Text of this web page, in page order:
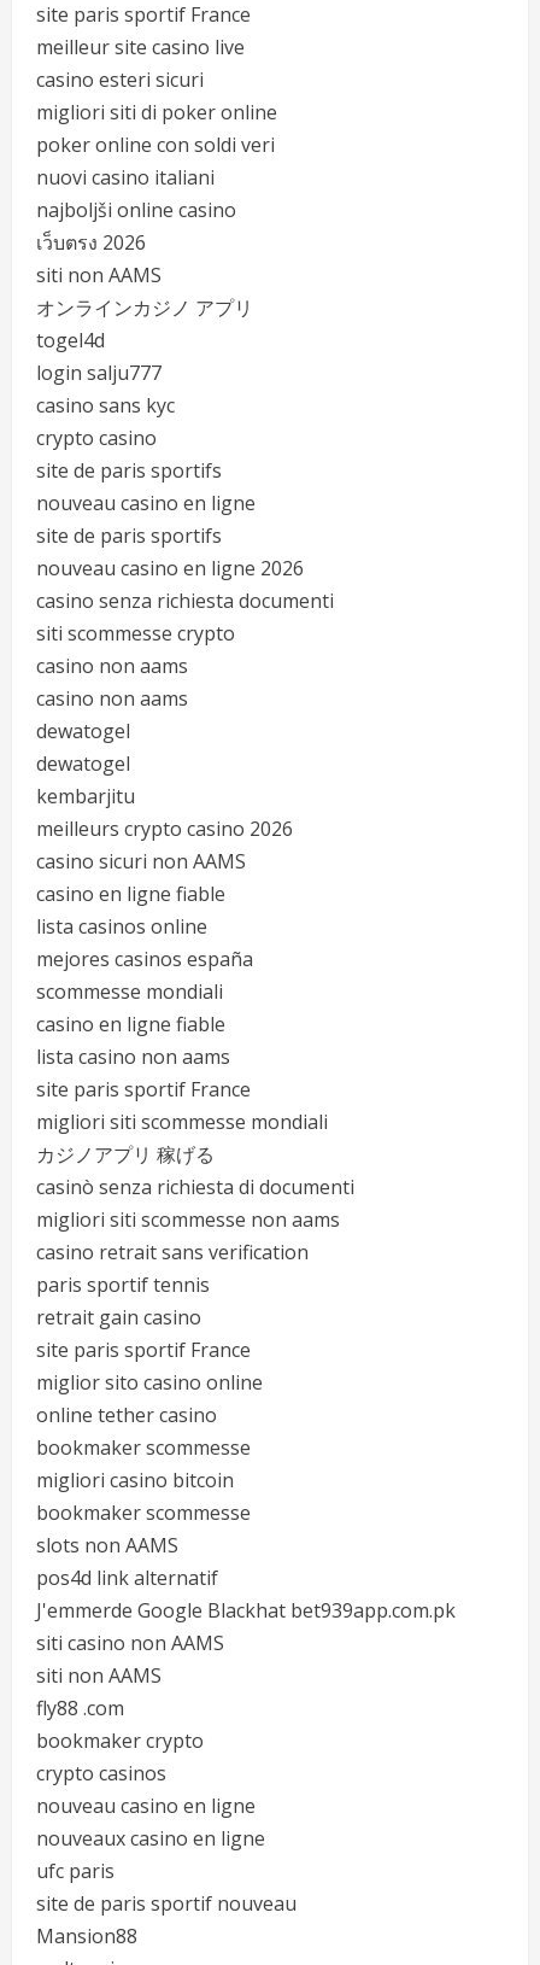
site paris sportif France
meilleur site casino live
casino esteri sicuri
migliori siti di poker online
poker online con soldi veri
nuovi casino italiani
najboljši online casino
เว็บตรง 2026
siti non AAMS
オンラインカジノ アプリ
togel4d
login salju777
casino sans kyc
crypto casino
site de paris sportifs
nouveau casino en ligne
site de paris sportifs
nouveau casino en ligne 2026
casino senza richiesta documenti
siti scommesse crypto
casino non aams
casino non aams
dewatogel
dewatogel
kembarjitu
meilleurs crypto casino 2026
casino sicuri non AAMS
casino en ligne fiable
lista casinos online
mejores casinos españa
scommesse mondiali
casino en ligne fiable
lista casino non aams
site paris sportif France
migliori siti scommesse mondiali
カジノアプリ 稼げる
casinò senza richiesta di documenti
migliori siti scommesse non aams
casino retrait sans verification
paris sportif tennis
retrait gain casino
site paris sportif France
miglior sito casino online
online tether casino
bookmaker scommesse
migliori casino bitcoin
bookmaker scommesse
slots non AAMS
pos4d link alternatif
J'emmerde Google Blackhat bet939app.com.pk
siti casino non AAMS
siti non AAMS
fly88 .com
bookmaker crypto
crypto casinos
nouveau casino en ligne
nouveaux casino en ligne
ufc paris
site de paris sportif nouveau
Mansion88